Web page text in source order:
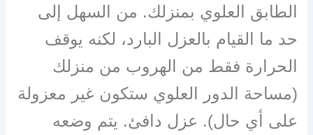
الطابق العلوي بمنزلك. من السهل إلى
حد ما القيام بالعزل البارد، لكنه يوقف
الحرارة فقط من الهروب من منزلك
(مساحة الدور العلوي ستكون غير معزولة
على أي حال). عزل دافئ. يتم وضعه